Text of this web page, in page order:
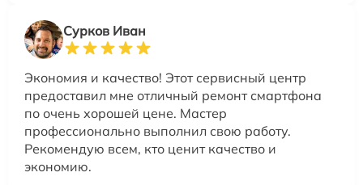
Сурков Иван
Экономия и качество! Этот сервисный центр
предоставил мне отличный ремонт смартфона
по очень хорошей цене. Мастер
профессионально выполнил свою работу.
Рекомендую всем, кто ценит качество и
экономию.